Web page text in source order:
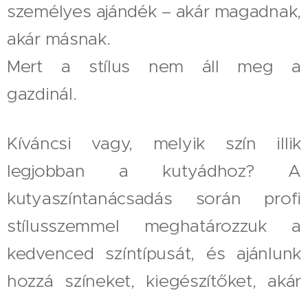
személyes ajándék – akár magadnak,
akár másnak.
Mert a stílus nem áll meg a
gazdinál.
Kíváncsi vagy, melyik szín illik
legjobban a kutyádhoz? A
kutyaszíntanácsadás során profi
stílusszemmel meghatározzuk a
kedvenced színtípusát, és ajánlunk
hozzá színeket, kiegészítőket, akár